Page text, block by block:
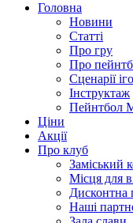
Головна
Новини
Статті
Про гру
Про
Сценарії
Інструктаж
Пейнтбол
Ціни
Акції
Про клуб
Заміський
Місця для
Дисконтна
Наші